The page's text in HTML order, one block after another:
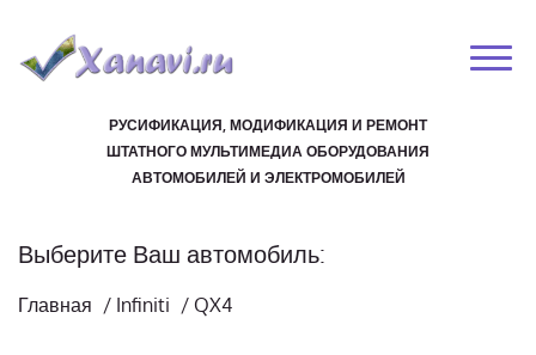
РУСИФИКАЦИЯ, МОДИФИКАЦИЯ И РЕМОНТ
ШТАТНОГО МУЛЬТИМЕДИА ОБОРУДОВАНИЯ
АВТОМОБИЛЕЙ И ЭЛЕКТРОМОБИЛЕЙ
Выберите Ваш автомобиль:
Главная / Infiniti / QX4